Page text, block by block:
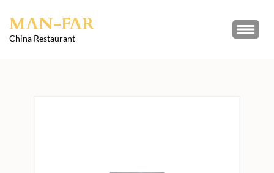
content
MAN-FAR
China Restaurant